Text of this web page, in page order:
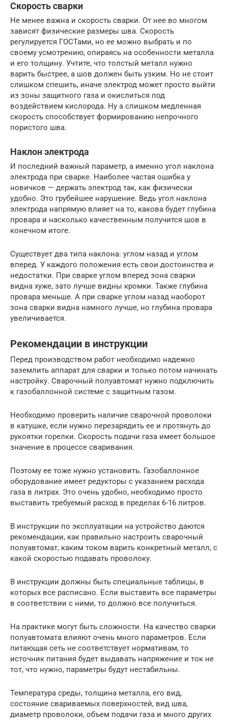
Скорость сварки
Не менее важна и скорость сварки. От нее во многом
зависят физические размеры шва. Скорость
регулируется ГОСТами, но ее можно выбрать и по
своему усмотрению, опираясь на особенности металла
и его толщину. Учтите, что толстый металл нужно
варить быстрее, а шов должен быть узким. Но не стоит
слишком спешить, иначе электрод может просто выйти
из зоны защитного газа и окислиться под
воздействием кислорода. Ну а слишком медленная
скорость способствует формированию непрочного
пористого шва.
Наклон электрода
И последний важный параметр, а именно угол наклона
электрода при сварке. Наиболее частая ошибка у
новичков — держать электрод так, как физически
удобно. Это грубейшее нарушение. Ведь угол наклона
электрода напрямую влияет на то, какова будет глубина
провара и насколько качественным получится шов в
конечном итоге.
Существует два типа наклона: углом назад и углом
вперед. У каждого положения есть свои достоинства и
недостатки. При сварке углом вперед зона сварки
видна хуже, зато лучше видны кромки. Также глубина
провара меньше. А при сварке углом назад наоборот
зона сварки видна намного лучше, но глубина провара
увеличивается.
Рекомендации в инструкции
Перед производством работ необходимо надежно
заземлить аппарат для сварки и только потом начинать
настройку. Сварочный полуавтомат нужно подключить
к газобаллонной системе с защитным газом.
Необходимо проверить наличие сварочной проволоки
в катушке, если нужно перезарядить ее и протянуть до
рукоятки горелки. Скорость подачи газа имеет большое
значение в процессе сваривания.
Поэтому ее тоже нужно установить. Газобаллонное
оборудование имеет редукторы с указанием расхода
газа в литрах. Это очень удобно, необходимо просто
выставить требуемый расход в пределах 6-16 литров.
В инструкции по эксплуатации на устройство даются
рекомендации, как правильно настроить сварочный
полуавтомат, каким током варить конкретный металл, с
какой скоростью подавать проволоку.
В инструкции должны быть специальные таблицы, в
которых все расписано. Если выставить все параметры
в соответствии с ними, то должно все получиться.
На практике могут быть сложности. На качество сварки
полуавтомата влияют очень много параметров. Если
питающая сеть не соответствует нормативам, то
источник питания будет выдавать напряжение и ток не
тот, что нужно, параметры будут нестабильны.
Температура среды, толщина металла, его вид,
состояние свариваемых поверхностей, вид шва,
диаметр проволоки, объем подачи газа и много других